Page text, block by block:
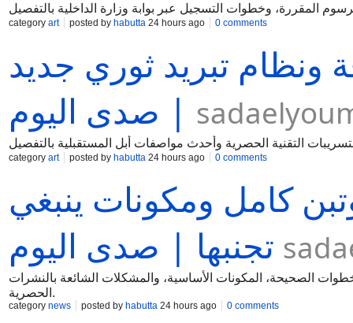
category art posted by habutta 24 hours ago 0 comments
ونظام تبريد ثوري جديد
| صدى اليوم
category art posted by habutta 24 hours ago 0 comments
كامل ومكونات ينبغي
تجنبها | صدى اليوم
الصحيحة، المكونات الأساسية، والمشكلات الشائعة بالنشرات
الحصرية.
category news posted by habutta 24 hours ago 0 comments